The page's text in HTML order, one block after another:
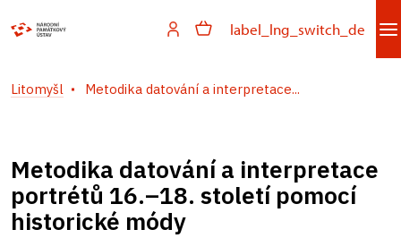
label_lng_switch_de
Litomyšl Metodika datování a interpretace...
Metodika datování a interpretace
portrétů 16.–18. století pomocí
historické módy